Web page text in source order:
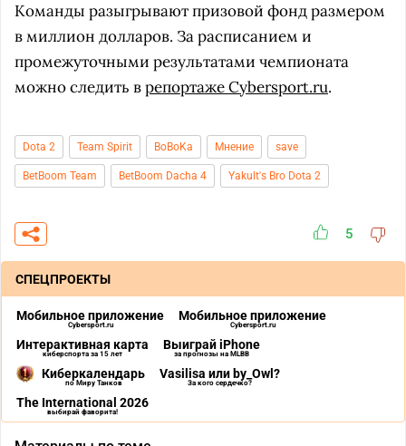
Команды разыгрывают призовой фонд размером
в миллион долларов. За расписанием и
промежуточными результатами чемпионата
можно следить врепортаже Cybersport.ru.
Dota 2 Team Spirit BoBoKa Мнение save
BetBoom Team BetBoom Dacha 4 Yakult's Bro Dota 2
5
СПЕЦПРОЕКТЫ
Мобильное приложение
Cybersport.ru
Мобильное приложение
Cybersport.ru
Интерактивная карта
киберспорта за 15 лет
Выиграй iPhone
за прогнозы на MLBB
Киберкалендарь
по Миру Танков
Vasilisa или by_Owl?
За кого сердечко?
The International 2026
выбирай фаворита!